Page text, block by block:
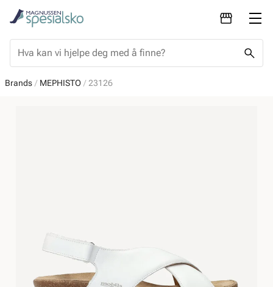
Brands MEPHISTO 23126